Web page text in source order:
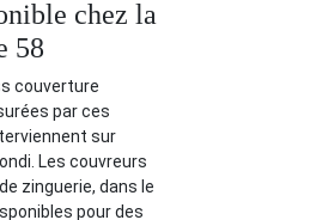
chez la
58
couverture
par ces
sur
Les couvreurs
zinguerie, dans le
pour des